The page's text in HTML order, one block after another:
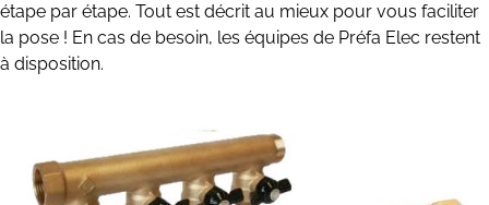
étape par étape. Tout est décrit au mieux pour vous faciliter
la pose ! En cas de besoin, les équipes de Préfa Elec restent
à disposition.